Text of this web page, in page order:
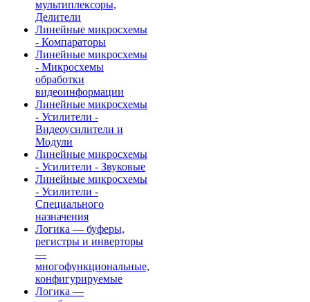
мультиплексоры,
Делители
Линейные микросхемы
- Компараторы
Линейные микросхемы
- Микросхемы
обработки
видеоинформации
Линейные микросхемы
- Усилители -
Видеоусилители и
Модули
Линейные микросхемы
- Усилители - Звуковые
Линейные микросхемы
- Усилители -
Специального
назначения
Логика — буферы,
регистры и инверторы
—
многофункциональные,
конфигурируемые
Логика —